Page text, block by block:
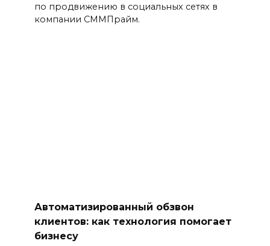
по продвижению в социальных сетях в
компании СММПрайм.
Автоматизированный обзвон
клиентов: как технология помогает
бизнесу